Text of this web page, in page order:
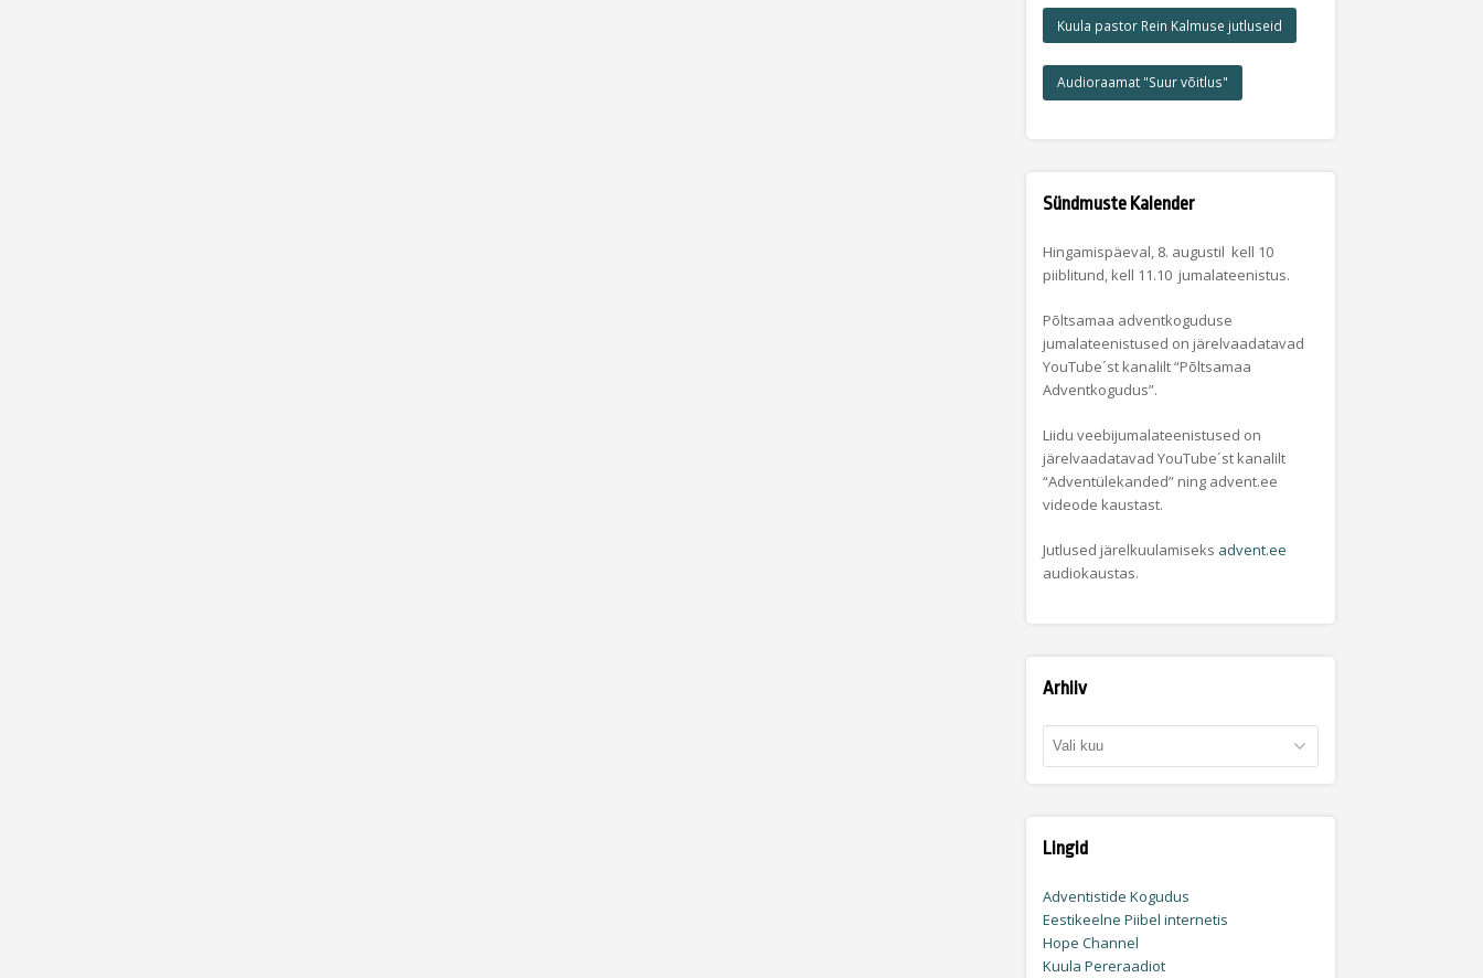
Kuula pastor Rein Kalmuse jutluseid
Audioraamat "Suur võitlus"
Sündmuste Kalender
Hingamispäeval, 8. augustil kell 10
piiblitund, kell 11.10 jumalateenistus.
Põltsamaa adventkoguduse
jumalateenistused on järelvaadatavad
YouTube´st kanalilt “Põltsamaa
Adventkogudus”.
Liidu veebijumalateenistused on
järelvaadatavad YouTube´st kanalilt
“Adventülekanded” ning advent.ee
videode kaustast.
Jutlused järelkuulamiseks advent.ee
audiokaustas.
Arhiiv
Arhiiv
Lingid
Adventistide Kogudus
Eestikeelne Piibel internetis
Hope Channel
Kuula Pereraadiot